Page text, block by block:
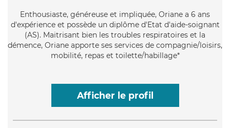
Enthousiaste, généreuse et impliquée, Oriane a 6 ans
d'expérience et possède un diplôme d'Etat d'aide-soignant
(AS). Maitrisant bien les troubles respiratoires et la
démence, Oriane apporte ses services de compagnie/loisirs,
mobilité, repas et toilette/habillage*
Afficher le profil